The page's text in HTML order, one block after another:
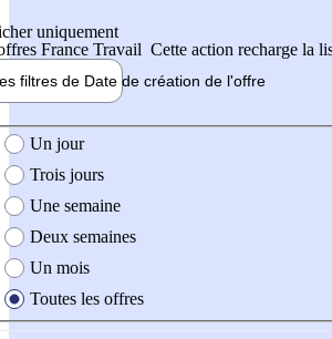
uniquement
France Travail Cette action recharge la
filtres de Date de création de l'offre
création de l'offre
Un jour
Trois jours
Une semaine
Deux semaines
Un mois
Toutes les offres